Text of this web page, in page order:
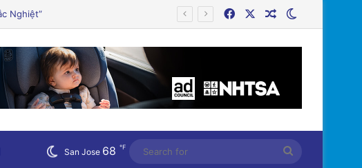
FacebookRandom Article
San Jose 68 ℉